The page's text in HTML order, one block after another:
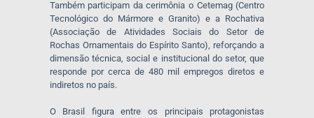
Também participam da cerimônia o Cetemag (Centro
Tecnológico do Mármore e Granito) e a Rochativa
(Associação de Atividades Sociais do Setor de
Rochas Ornamentais do Espírito Santo), reforçando a
dimensão técnica, social e institucional do setor, que
responde por cerca de 480 mil empregos diretos e
indiretos no país.
O Brasil figura entre os principais protagonistas